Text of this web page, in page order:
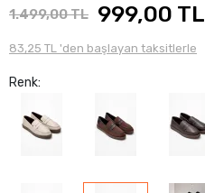
1.499,00 TL 999,00 TL
83,25 TL 'den başlayan taksitlerle
Renk: